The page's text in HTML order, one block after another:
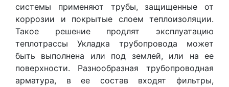
системы применяют трубы, защищенные от
коррозии и покрытые слоем теплоизоляции.
Такое решение продлят эксплуатацию
теплотрассы Укладка трубопровода может
быть выполнена или под землей, или на ее
поверхности. Разнообразная трубопроводная
арматура, в ее состав входят фильтры,